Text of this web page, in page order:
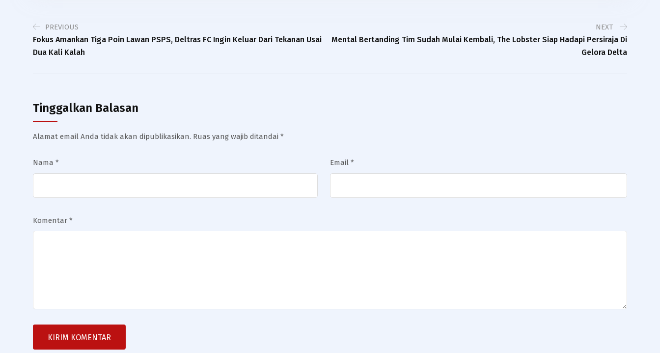
PREVIOUS
Fokus Amankan Tiga Poin Lawan PSPS, Deltras FC Ingin Keluar Dari Tekanan Usai
Dua Kali Kalah
NEXT
Mental Bertanding Tim Sudah Mulai Kembali, The Lobster Siap Hadapi Persiraja Di
Gelora Delta
Tinggalkan Balasan
Alamat email Anda tidak akan dipublikasikan. Ruas yang wajib ditandai *
Nama * Email *
Komentar *